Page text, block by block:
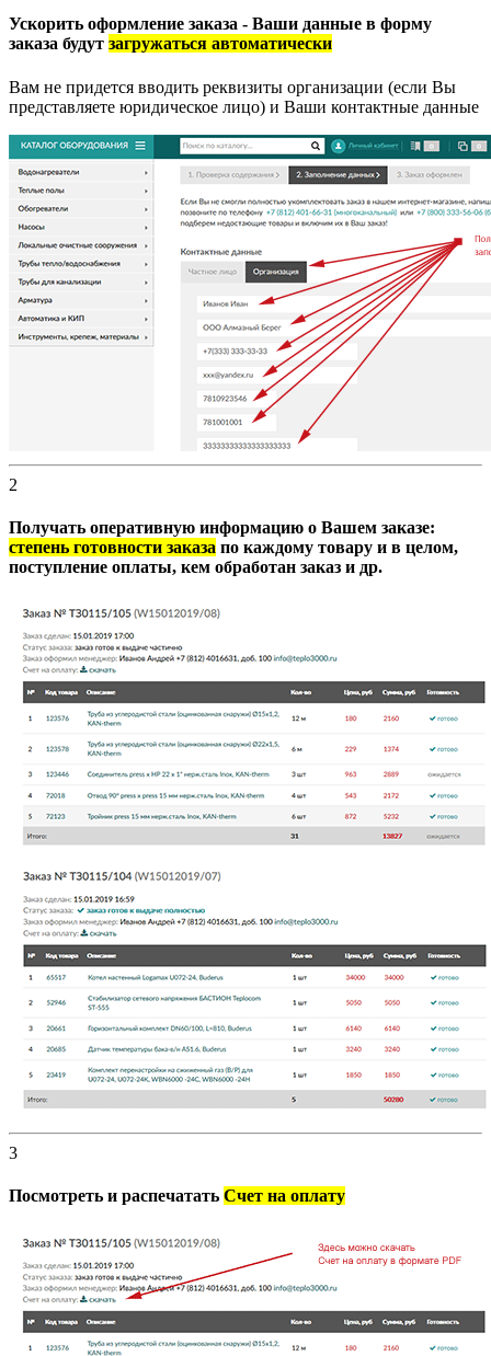
Ускорить оформление заказа - Ваши данные в форму
заказа будут загружаться автоматически
Вам не придется вводить реквизиты организации (если Вы
представляете юридическое лицо) и Ваши контактные данные
2
Получать оперативную информацию о Вашем заказе:
степень готовности заказа по каждому товару и в целом,
поступление оплаты, кем обработан заказ и др.
3
Посмотреть и распечатать Счет на оплату